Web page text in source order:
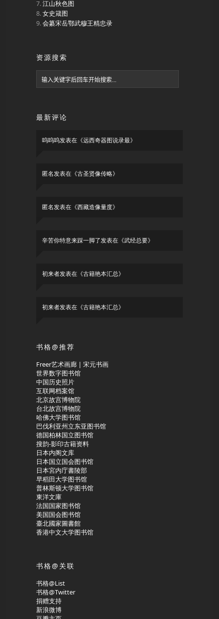
江山秋色图
女史箴图
会纂宋岳鄂武穆王精忠录
资源搜索
最新评论
呜呜呜发表在《远西奇器图说录最》
匿名发表在《古圣贤像传略》
匿名发表在《西藏造像量度》
辛苦你特意来踩一脚了发表在《武经总要》
初来者发表在《古籍艳本汇总》
初来者发表在《古籍艳本汇总》
书格@推荐
Freer艺术画廊 | 宋元书画
世界数字图书馆
中国历史照片
互联网档案馆
北京故宫博物院
台北故宫博物院
哈佛大学图书馆
巴伐利亚州立东亚图书馆
德国柏林国立图书馆
搜韵-影印古籍资料
日本内阁文库
日本国立国会图书馆
日本宮内庁書陵部
早稻田大学图书馆
普林斯顿大学图书馆
東洋文庫
法国国家图书馆
美国国会图书馆
臺北國家圖書館
香港中文大学图书馆
书格@关联
书格@List
书格@Twitter
捐赠支持
新浪微博